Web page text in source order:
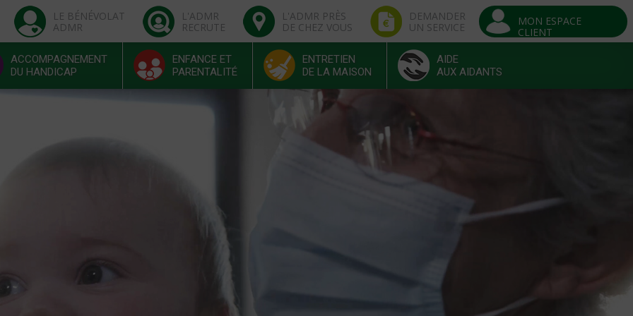
LE BÉNÉVOLAT
ADMR
L'ADMR
RECRUTE
L'ADMR PRÈS
DE CHEZ VOUS
DEMANDER
UN SERVICE
MON ESPACE
CLIENT
ACCOMPAGNEMENT
DU HANDICAP
ENFANCE ET
PARENTALITÉ
ENTRETIEN
DE LA MAISON
AIDE
AUX AIDANTS